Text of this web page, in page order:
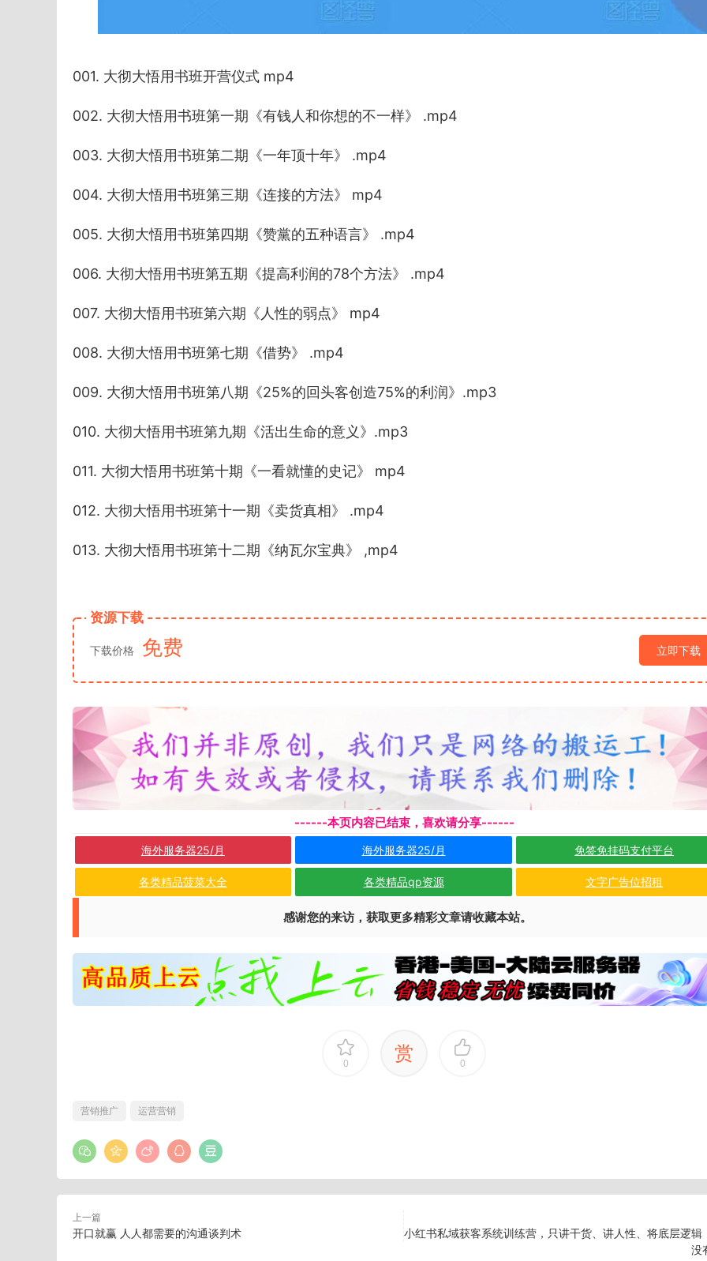
001. 大彻大悟用书班开营仪式 mp4
002. 大彻大悟用书班第一期《有钱人和你想的不一样》 .mp4
003. 大彻大悟用书班第二期《一年顶十年》 .mp4
004. 大彻大悟用书班第三期《连接的方法》 mp4
005. 大彻大悟用书班第四期《赞黨的五种语言》 .mp4
006. 大彻大悟用书班第五期《提高利润的78个方法》 .mp4
007. 大彻大悟用书班第六期《人性的弱点》 mp4
008. 大彻大悟用书班第七期《借势》 .mp4
009. 大彻大悟用书班第八期《25%的回头客创造75%的利润》.mp3
010. 大彻大悟用书班第九期《活出生命的意义》.mp3
011. 大彻大悟用书班第十期《一看就懂的史记》 mp4
012. 大彻大悟用书班第十一期《卖货真相》 .mp4
013. 大彻大悟用书班第十二期《纳瓦尔宝典》 ,mp4
资源下载
下载价格 免费 立即下载
------本页内容已结束，喜欢请分享------
海外服务器25/月 海外服务器25/月 免签免挂码支付平台
各类精品菠菜大全 各类精品qp资源 文字广告位招租
感谢您的来访，获取更多精彩文章请收藏本站。
0 赏 0
营销推广 运营营销
上一篇
开口就赢 人人都需要的沟通谈判术
小红书私域获客系统训练营，只讲干货、讲人性、将底层逻辑
没